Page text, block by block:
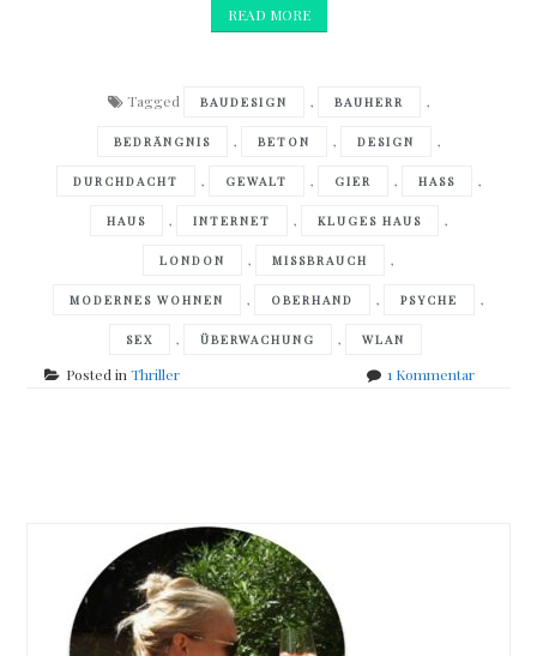
READ MORE
Tagged BAUDESIGN , BAUHERR ,
BEDRÄNGNIS , BETON , DESIGN ,
DURCHDACHT , GEWALT , GIER , HASS ,
HAUS , INTERNET , KLUGES HAUS ,
LONDON , MISSBRAUCH ,
MODERNES WOHNEN , OBERHAND , PSYCHE ,
SEX , ÜBERWACHUNG , WLAN
Posted inThriller 1 Kommentarzu
navigation